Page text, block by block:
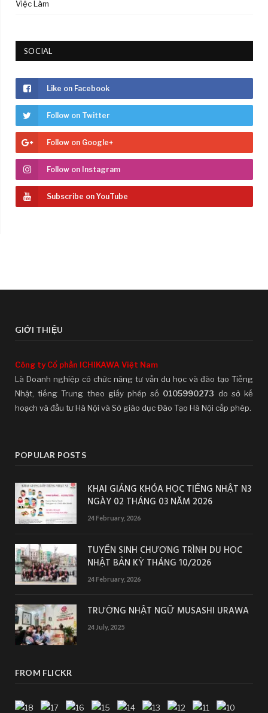
Việc Làm
SOCIAL
Like on Facebook
Follow on Twitter
Follow on Google+
Follow on Instagram
Subscribe on YouTube
GIỚI THIỆU
Công ty Cổ phần ICHIKAWA Việt Nam
Là Doanh nghiệp có chức năng tư vấn du học và đào tạo Tiếng
Nhật, tiếng Trung theo giấy phép số 0105990273 do sở kế
hoạch và đầu tư Hà Nội và Sở giáo dục Đào Tạo Hà Nội cấp phép.
POPULAR POSTS
KHAI GIẢNG KHÓA HỌC TIẾNG NHẬT N3
NGÀY 02 THÁNG 03 NĂM 2026
24 February, 2026
TUYỂN SINH CHƯƠNG TRÌNH DU HỌC
NHẬT BẢN KỲ THÁNG 10/2026
24 February, 2026
TRƯỜNG NHẬT NGỮ MUSASHI URAWA
24 July, 2025
FROM FLICKR